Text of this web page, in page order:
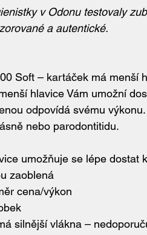
v Odonu testovaly
a autentické.
Soft – kartáček má menší
hlavice Vám umožní
odpovídá svému
nebo parodontitidu.
umožňuje se lépe dostat
zaoblená
cena/výkon
silnější vlákna –